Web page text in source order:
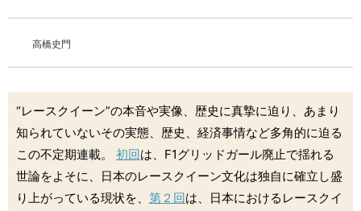
高橋史門
“レースクイーン”の本音や実像、歴史に真摯に迫り、あまり
知られていないその実態、歴史、経済事情など多角的に迫る
この不定期連載。 初回は、F1グリッドガール廃止で揺れる
世論をよそに、日本のレースクイーン文化は独自に確立し盛
り上がっている現状を、 第２回は、日本におけるレースクイ